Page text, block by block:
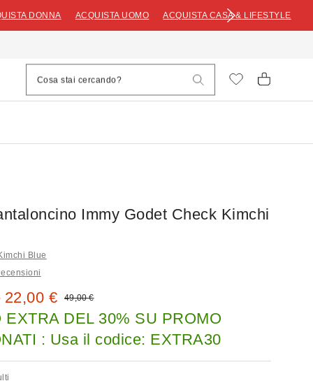
DONNA ACQUISTA UOMO ACQUISTA CASA & LIFESTYLE
Immy Godet Check Kimchi
Blue
22,00 € Prezzo originale:
49,00 €
EXTRA DEL 30% SU PROMO
: Usa il codice: EXTRA30